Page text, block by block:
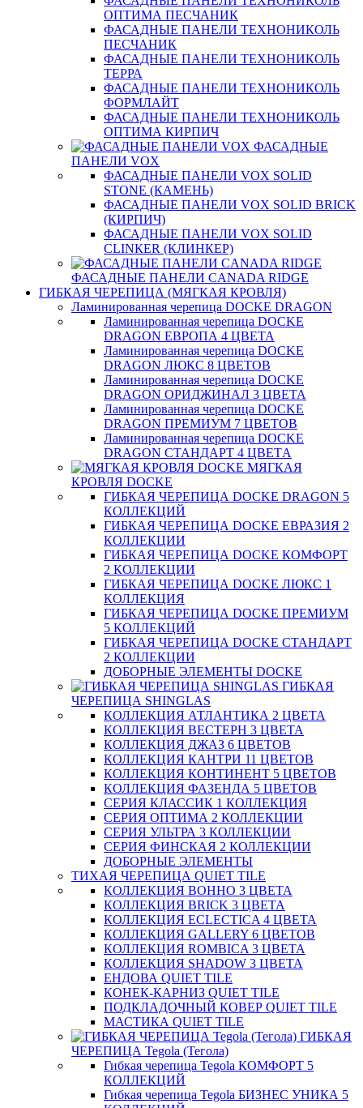
ОПТИМА ПЕСЧАНИК
ФАСАДНЫЕ ПАНЕЛИ ТЕХНОНИКОЛЬ
ПЕСЧАНИК
ФАСАДНЫЕ ПАНЕЛИ ТЕХНОНИКОЛЬ
ТЕРРА
ФАСАДНЫЕ ПАНЕЛИ ТЕХНОНИКОЛЬ
ФОРМЛАЙТ
ФАСАДНЫЕ ПАНЕЛИ ТЕХНОНИКОЛЬ
ОПТИМА КИРПИЧ
ФАСАДНЫЕ
ПАНЕЛИ VOX
ФАСАДНЫЕ ПАНЕЛИ VOX SOLID
STONE (КАМЕНЬ)
ФАСАДНЫЕ ПАНЕЛИ VOX SOLID BRICK
(КИРПИЧ)
ФАСАДНЫЕ ПАНЕЛИ VOX SOLID
CLINКER (КЛИНКЕР)
ФАСАДНЫЕ ПАНЕЛИ CANADA RIDGE
ГИБКАЯ ЧЕРЕПИЦА (МЯГКАЯ КРОВЛЯ)
Ламинированная черепица DOCKE DRAGON
Ламинированная черепица DOCKE
DRAGON ЕВРОПА 4 ЦВЕТА
Ламинированная черепица DOCKE
DRAGON ЛЮКС 8 ЦВЕТОВ
Ламинированная черепица DOCKE
DRAGON ОРИДЖИНАЛ 3 ЦВЕТА
Ламинированная черепица DOCKE
DRAGON ПРЕМИУМ 7 ЦВЕТОВ
Ламинированная черепица DOCKE
DRAGON СТАНДАРТ 4 ЦВЕТA
МЯГКАЯ
КРОВЛЯ DOCKE
ГИБКАЯ ЧЕРЕПИЦА DOCKE DRAGON 5
КОЛЛЕКЦИЙ
ГИБКАЯ ЧЕРЕПИЦА DOCKE ЕВРАЗИЯ 2
КОЛЛЕКЦИИ
ГИБКАЯ ЧЕРЕПИЦА DOCKE КОМФОРТ
2 КОЛЛЕКЦИИ
ГИБКАЯ ЧЕРЕПИЦА DOCKE ЛЮКС 1
КОЛЛЕКЦИЯ
ГИБКАЯ ЧЕРЕПИЦА DOCKE ПРЕМИУМ
5 КОЛЛЕКЦИЙ
ГИБКАЯ ЧЕРЕПИЦА DOCKE СТАНДАРТ
2 КОЛЛЕКЦИИ
ДОБОРНЫЕ ЭЛЕМЕНТЫ DOCKE
ГИБКАЯ
ЧЕРЕПИЦА SHINGLAS
КОЛЛЕКЦИЯ АТЛАНТИКА 2 ЦВЕТА
КОЛЛЕКЦИЯ ВЕСТЕРН 3 ЦВЕТА
КОЛЛЕКЦИЯ ДЖАЗ 6 ЦВЕТОВ
КОЛЛЕКЦИЯ КАНТРИ 11 ЦВЕТОВ
КОЛЛЕКЦИЯ КОНТИНЕНТ 5 ЦВЕТОВ
КОЛЛЕКЦИЯ ФАЗЕНДА 5 ЦВЕТОВ
СЕРИЯ КЛАССИК 1 КОЛЛЕКЦИЯ
СЕРИЯ ОПТИМА 2 КОЛЛЕКЦИИ
СЕРИЯ УЛЬТРА 3 КОЛЛЕКЦИИ
СЕРИЯ ФИНСКАЯ 2 КОЛЛЕКЦИИ
ДОБОРНЫЕ ЭЛЕМЕНТЫ
ТИХАЯ ЧЕРЕПИЦА QUIET TILE
КОЛЛЕКЦИЯ BOHHO 3 ЦВЕТА
КОЛЛЕКЦИЯ BRICK 3 ЦВЕТА
КОЛЛЕКЦИЯ ECLECTICA 4 ЦВЕТА
КОЛЛЕКЦИЯ GALLERY 6 ЦВЕТОВ
КОЛЛЕКЦИЯ ROMBICA 3 ЦВЕТА
КОЛЛЕКЦИЯ SHADOW 3 ЦВЕТА
ЕНДОВА QUIET TILE
КОНЕК-КАРНИЗ QUIET TILE
ПОДКЛАДОЧНЫЙ КОВЕР QUIET TILE
МАСТИКА QUIET TILE
ГИБКАЯ
ЧЕРЕПИЦА Tegola (Тегола)
Гибкая черепица Tegola КОМФОРТ 5
КОЛЛЕКЦИЙ
Гибкая черепица Tegola БИЗНЕС УНИКА 5